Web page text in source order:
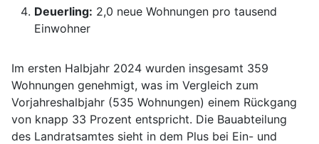
Deuerling: 2,0 neue Wohnungen pro tausend
Einwohner
Im ersten Halbjahr 2024 wurden insgesamt 359
Wohnungen genehmigt, was im Vergleich zum
Vorjahreshalbjahr (535 Wohnungen) einem Rückgang
von knapp 33 Prozent entspricht. Die Bauabteilung
des Landratsamtes sieht in dem Plus bei Ein- und